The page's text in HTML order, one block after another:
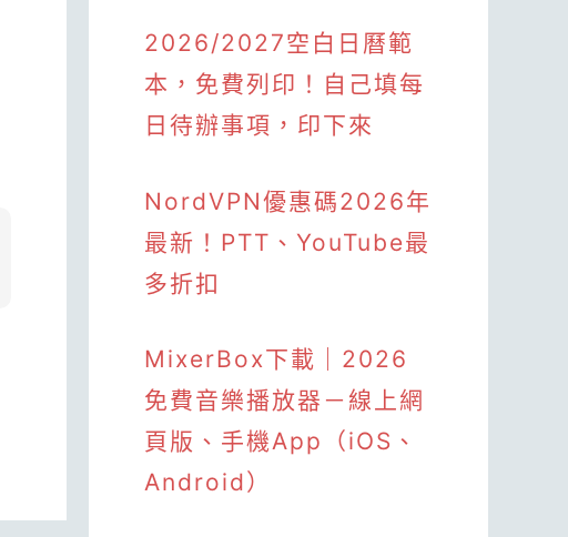
2026/2027空白日曆範
本，免費列印！自己填每
日待辦事項，印下來
NordVPN優惠碼2026年
最新！PTT、YouTube最
多折扣
MixerBox下載｜2026
免費音樂播放器－線上網
頁版、手機App（iOS、
Android）